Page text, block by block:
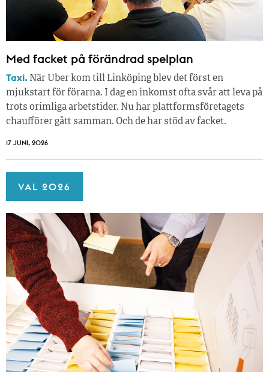
Med facket på förändrad spelplan
Taxi. När Uber kom till Linköping blev det först en
mjukstart för förarna. I dag en inkomst ofta svår att leva på
trots orimliga arbetstider. Nu har plattformsföretagets
chaufförer gått samman. Och de har stöd av facket.
17 JUNI, 2026
VAL 2026